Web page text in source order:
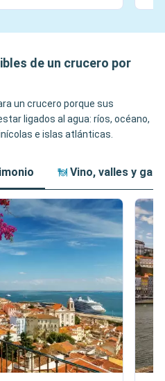
de un crucero por
un crucero porque sus
ligados al agua: ríos, océano,
e islas atlánticas.
Vino, valles y